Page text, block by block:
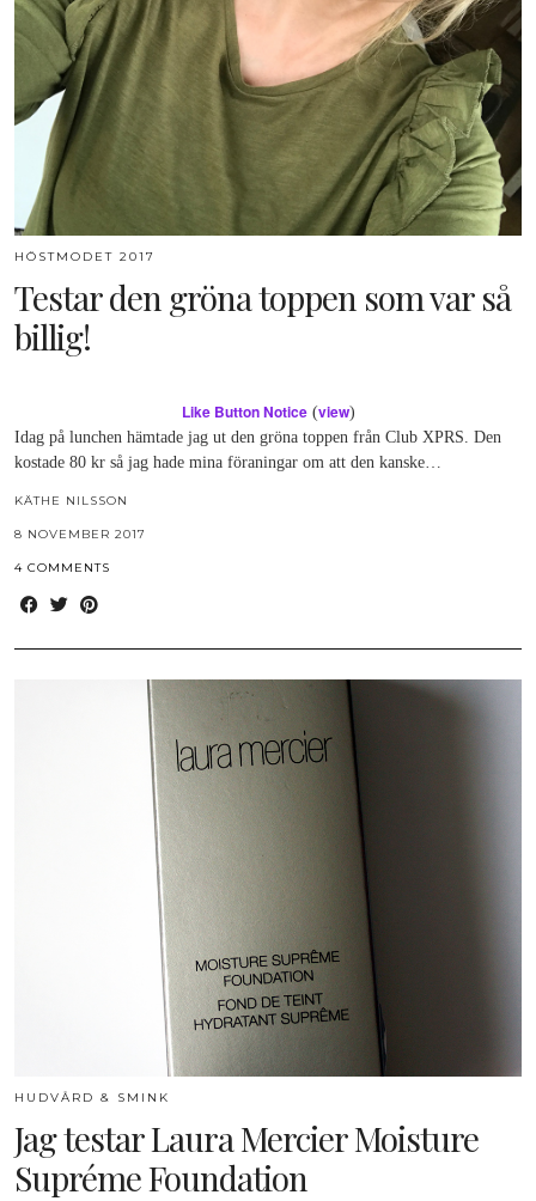
HÖSTMODET 2017
Testar den gröna toppen som var så
billig!
Like Button Notice(view)
Idag på lunchen hämtade jag ut den gröna toppen från Club XPRS. Den
kostade 80 kr så jag hade mina föraningar om att den kanske…
KÄTHE NILSSON
8 NOVEMBER 2017
4 COMMENTS
HUDVÅRD & SMINK
Jag testar Laura Mercier Moisture
Supréme Foundation